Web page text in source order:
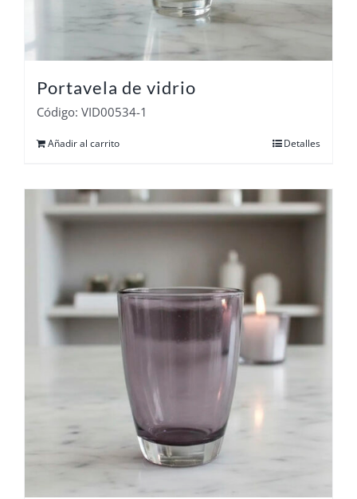
Portavela de vidrio
Código: VID00534-1
Añadir al carrito Detalles